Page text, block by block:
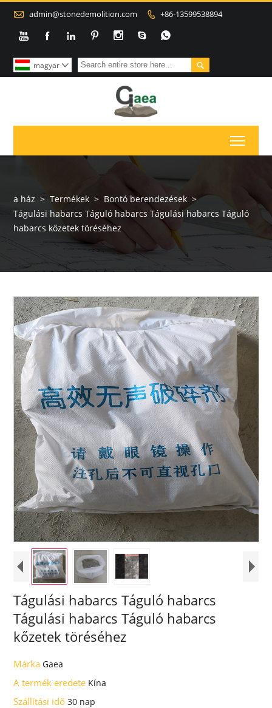
 admin@stonedemolition.com  +86-13599538894
      

magyar 
a ház > Termékek > Bontó berendezések >
Tágulási habarcs Táguló habarcs Tágulási habarcs Táguló
habarcs kőzetek töréséhez
Tágulási habarcs Táguló habarcs
Tágulási habarcs Táguló habarcs
kőzetek töréséhez
MárkaGaea
A termék eredete Kína
Szállítási idő30 nap